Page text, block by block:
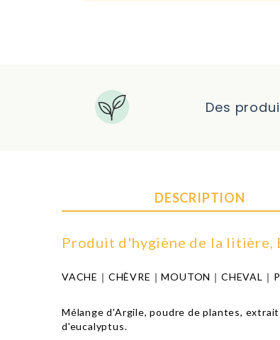
Des
DESCRIPTION
Produit d'hygiène de la litière,
VACHE｜CHÈVRE｜MOUTON｜CHEVAL｜
Mélange d'Argile, poudre de plantes,
d'eucalyptus.